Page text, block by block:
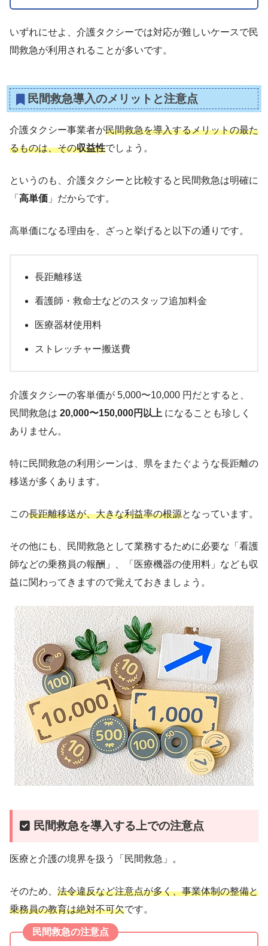
いずれにせよ、介護タクシーでは対応が難しいケースで民
間救急が利用されることが多いです。
民間救急導入のメリットと注意点
介護タクシー事業者が民間救急を導入するメリットの最た
るものは、その収益性でしょう。
というのも、介護タクシーと比較すると民間救急は明確に
「 高単価 」だからです。
高単価になる理由を、ざっと挙げると以下の通りです。
長距離移送
看護師・救命士などのスタッフ追加料金
医療器材使用料
ストレッチャー搬送費
介護タクシーの客単価が 5,000〜10,000 円だとすると、
民間救急は 20,000〜150,000円以上 になることも珍しく
ありません。
特に民間救急の利用シーンは、県をまたぐような長距離の
移送が多くあります。
この長距離移送が、大きな利益率の根源となっています。
その他にも、民間救急として業務するために必要な「看護
師などの乗務員の報酬」、「医療機器の使用料」なども収
益に関わってきますので覚えておきましょう。
民間救急を導入する上での注意点
医療と介護の境界を扱う「民間救急」。
そのため、 法令違反など注意点が多く、事業体制の整備と
乗務員の教育は絶対不可欠です。
民間救急の注意点